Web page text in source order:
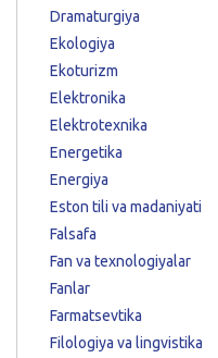
Dramaturgiya
Ekologiya
Ekoturizm
Elektronika
Elektrotexnika
Energetika
Energiya
Eston tili va madaniyati
Falsafa
Fan va texnologiyalar
Fanlar
Farmatsevtika
Filologiya va lingvistika